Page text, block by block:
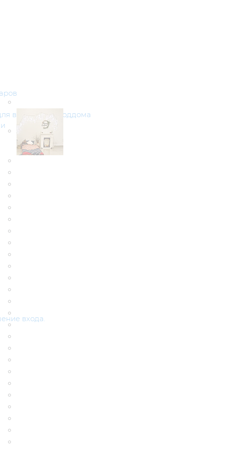
выписки из роддома
входа.